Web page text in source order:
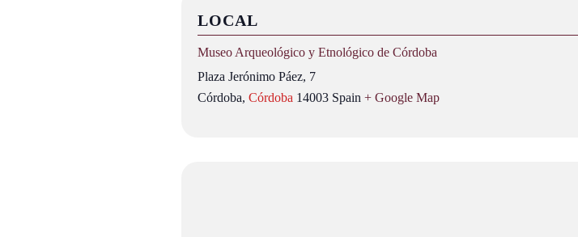
LOCAL
Museo Arqueológico y Etnológico de Córdoba
Plaza Jerónimo Páez, 7
Córdoba, Córdoba 14003 Spain + Google Map